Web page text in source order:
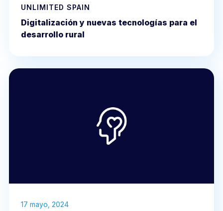
UNLIMITED SPAIN
Digitalización y nuevas tecnologías para el
desarrollo rural
17 mayo, 2024